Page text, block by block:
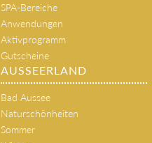
SPA-Bereiche
Anwendungen
Aktivprogramm
Gutscheine
AUSSEERLAND
Bad Aussee
Naturschönheiten
Sommer